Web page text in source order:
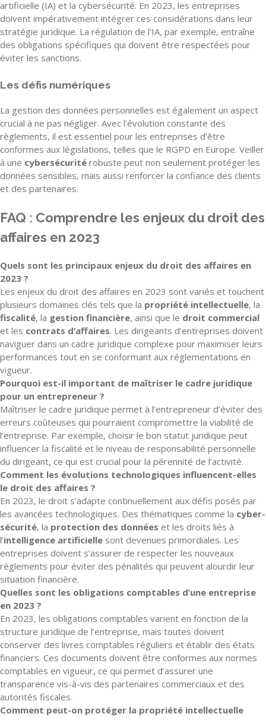
artificielle (IA) et la cybersécurité. En 2023, les entreprises
doivent impérativement intégrer ces considérations dans leur
stratégie juridique. La régulation de l’IA, par exemple, entraîne
des obligations spécifiques qui doivent être respectées pour
éviter les sanctions.
Les défis numériques
La gestion des données personnelles est également un aspect
crucial à ne pas négliger. Avec l’évolution constante des
règlements, il est essentiel pour les entreprises d’être
conformes aux législations, telles que le RGPD en Europe. Veiller
à une cybersécurité robuste peut non seulement protéger les
données sensibles, mais aussi renforcer la confiance des clients
et des partenaires.
FAQ : Comprendre les enjeux du droit des
affaires en 2023
Quels sont les principaux enjeux du droit des affaires en
2023 ?
Les enjeux du droit des affaires en 2023 sont variés et touchent
plusieurs domaines clés tels que la propriété intellectuelle, la
fiscalité, la gestion financière, ainsi que le droit commercial
et les contrats d’affaires. Les dirigeants d’entreprises doivent
naviguer dans un cadre juridique complexe pour maximiser leurs
performances tout en se conformant aux réglementations en
vigueur.
Pourquoi est-il important de maîtriser le cadre juridique
pour un entrepreneur ?
Maîtriser le cadre juridique permet à l’entrepreneur d’éviter des
erreurs coûteuses qui pourraient compromettre la viabilité de
l’entreprise. Par exemple, choisir le bon statut juridique peut
influencer la fiscalité et le niveau de responsabilité personnelle
du dirigeant, ce qui est crucial pour la pérennité de l’activité.
Comment les évolutions technologiques influencent-elles
le droit des affaires ?
En 2023, le droit s’adapte continuellement aux défis posés par
les avancées technologiques. Des thématiques comme la cyber-
sécurité, la protection des données et les droits liés à
l’intelligence artificielle sont devenues primordiales. Les
entreprises doivent s’assurer de respecter les nouveaux
règlements pour éviter des pénalités qui peuvent alourdir leur
situation financière.
Quelles sont les obligations comptables d’une entreprise
en 2023 ?
En 2023, les obligations comptables varient en fonction de la
structure juridique de l’entreprise, mais toutes doivent
conserver des livres comptables réguliers et établir des états
financiers. Ces documents doivent être conformes aux normes
comptables en vigueur, ce qui permet d’assurer une
transparence vis-à-vis des partenaires commerciaux et des
autorités fiscales.
Comment peut-on protéger la propriété intellectuelle